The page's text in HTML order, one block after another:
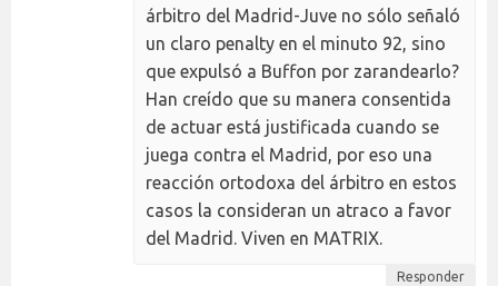
árbitro del Madrid-Juve no sólo señaló
un claro penalty en el minuto 92, sino
que expulsó a Buffon por zarandearlo?
Han creído que su manera consentida
de actuar está justificada cuando se
juega contra el Madrid, por eso una
reacción ortodoxa del árbitro en estos
casos la consideran un atraco a favor
del Madrid. Viven en MATRIX.
Responder